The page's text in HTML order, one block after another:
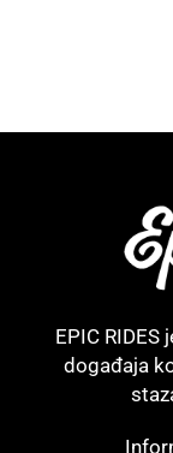
EPIC
događaja